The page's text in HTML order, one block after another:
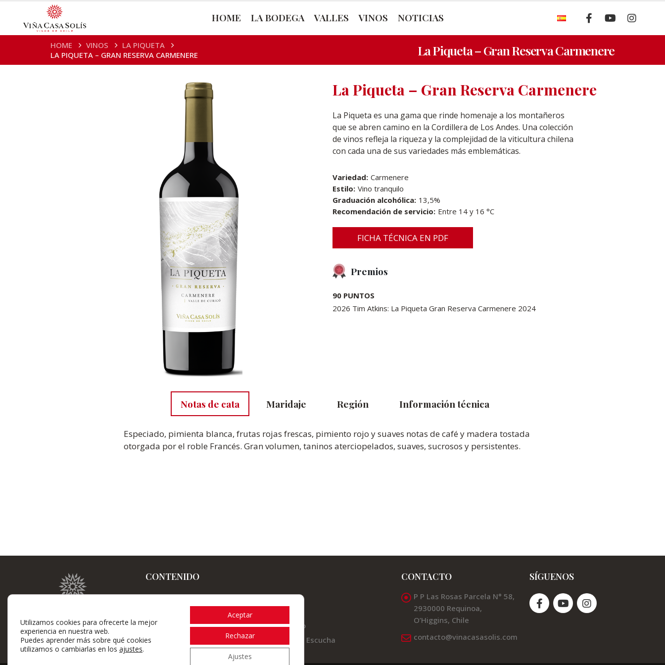
HOME LA BODEGA VALLES VINOS NOTICIAS
HOME VINOS
LA PIQUETA
LA PIQUETA – GRAN RESERVA CARMENERE
La Piqueta – Gran Reserva Carmenere
La Piqueta – Gran Reserva Carmenere
La Piqueta es una gama que rinde homenaje a los montañeros
que se abren camino en la Cordillera de Los Andes. Una colección
de vinos refleja la riqueza y la complejidad de la viticultura chilena
con cada una de sus variedades más emblemáticas.
Variedad: Carmenere
Estilo: Vino tranquilo
Graduación alcohólica: 13,5%
Recomendación de servicio: Entre 14 y 16 °C
FICHA TÉCNICA EN PDF
Premios
90 PUNTOS
2026 Tim Atkins: La Piqueta Gran Reserva Carmenere 2024
Notas de cata Maridaje Región Información técnica
Especiado, pimienta blanca, frutas rojas frescas, pimiento rojo y suaves notas de café y madera tostada
otorgada por el roble Francés. Gran volumen, taninos aterciopelados, suaves, sucrosos y persistentes.
CONTENIDO
Home
La Bodega
Gama de vinos
Valles
Contacto
Canal de Escucha
CONTACTO
P P Las Rosas Parcela N° 58,
2930000 Requinoa,
O’Higgins, Chile
contacto@vinacasasolis.com
SÍGUENOS
Utilizamos cookies para ofrecerte la mejor
experiencia en nuestra web.
Puedes aprender más sobre qué cookies
utilizamos o cambiarlas en los ajustes.
Aceptar
Rechazar
Ajustes